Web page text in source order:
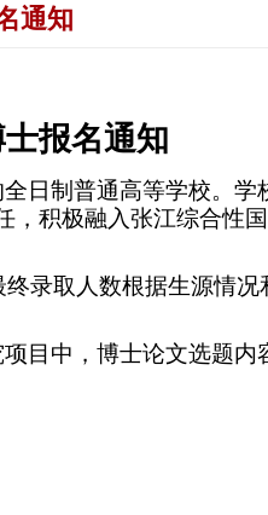
通知
报名通知
日制普通高等学校。学
，积极融入张江综合性
录取人数根据生源情况
目中，博士论文选题内